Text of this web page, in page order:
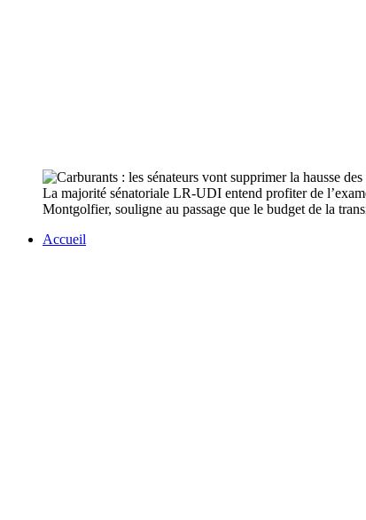
La majorité sénatoriale LR-UDI entend profiter de
Montgolfier, souligne au passage que le budget de la
Accueil